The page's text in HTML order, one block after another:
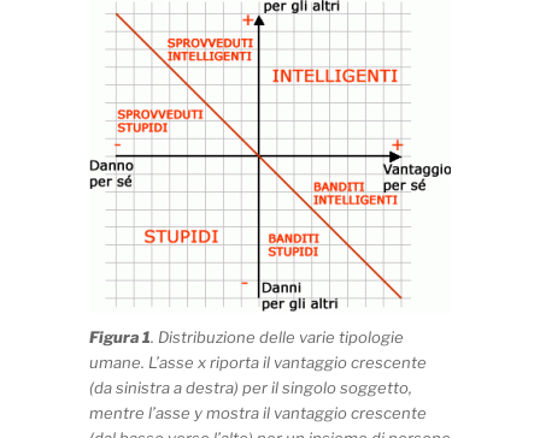
Figura 1. Distribuzione delle varie tipologie
umane. L’asse x riporta il vantaggio crescente
(da sinistra a destra) per il singolo soggetto,
mentre l’asse y mostra il vantaggio crescente